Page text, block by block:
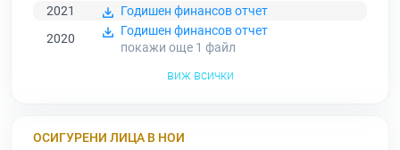
2021
Годишен финансов отчет
2020
Годишен финансов отчет
покажи още 1 файл
виж всички
ОСИГУРЕНИ ЛИЦА В НОИ